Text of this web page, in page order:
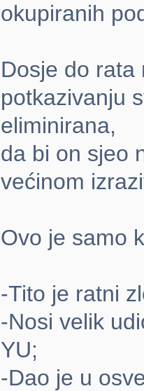
okupiranih
Dosje do rata
potkazivanju
eliminirana,
da bi on sjeo
većinom
Ovo je samo
-Tito je ratni
-Nosi velik
YU;
-Dao je u